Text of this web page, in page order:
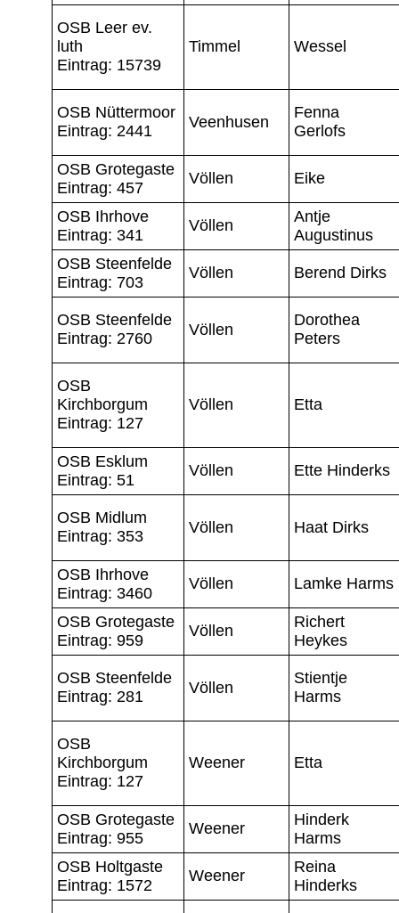
OSB Leer ev.
luth
Eintrag: 15739
Timmel Wessel
OSB Nüttermoor
Eintrag: 2441
Veenhusen
Fenna
Gerlofs
OSB Grotegaste
Eintrag: 457
Völlen Eike
OSB Ihrhove
Eintrag: 341
Völlen
Antje
Augustinus
OSB Steenfelde
Eintrag: 703
Völlen Berend Dirks
OSB Steenfelde
Eintrag: 2760
Völlen
Dorothea
Peters
OSB
Kirchborgum
Eintrag: 127
Völlen Etta
OSB Esklum
Eintrag: 51
Völlen Ette Hinderks
OSB Midlum
Eintrag: 353
Völlen Haat Dirks
OSB Ihrhove
Eintrag: 3460
Völlen Lamke Harms
OSB Grotegaste
Eintrag: 959
Völlen
Richert
Heykes
OSB Steenfelde
Eintrag: 281
Völlen
Stientje
Harms
OSB
Kirchborgum
Eintrag: 127
Weener Etta
OSB Grotegaste
Eintrag: 955
Weener
Hinderk
Harms
OSB Holtgaste
Eintrag: 1572
Weener
Reina
Hinderks